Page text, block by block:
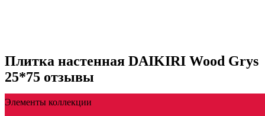
Плитка настенная DAIKIRI Wood Grys
25*75 отзывы
Элементы коллекции